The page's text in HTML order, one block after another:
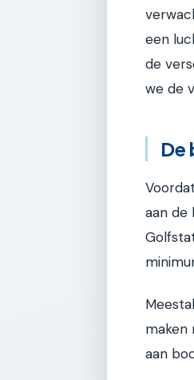
een
de
we de
De
aan de
maken
aan